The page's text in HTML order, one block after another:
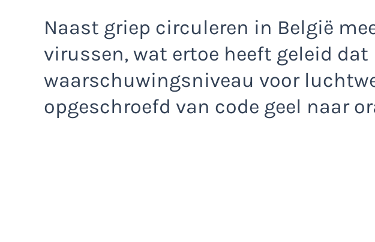
Naast griep circuleren in België
virussen, wat ertoe heeft geleid dat
waarschuwingsniveau voor
opgeschroefd van code geel naar